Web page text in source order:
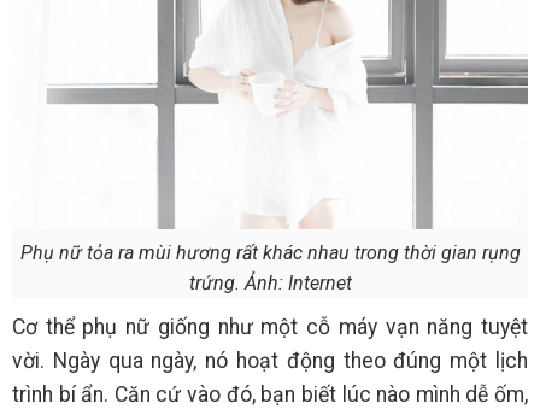
Phụ nữ tỏa ra mùi hương rất khác nhau trong thời gian rụng
trứng. Ảnh: Internet
Cơ thể phụ nữ giống như một cỗ máy vạn năng tuyệt
vời. Ngày qua ngày, nó hoạt động theo đúng một lịch
trình bí ẩn. Căn cứ vào đó, bạn biết lúc nào mình dễ ốm,